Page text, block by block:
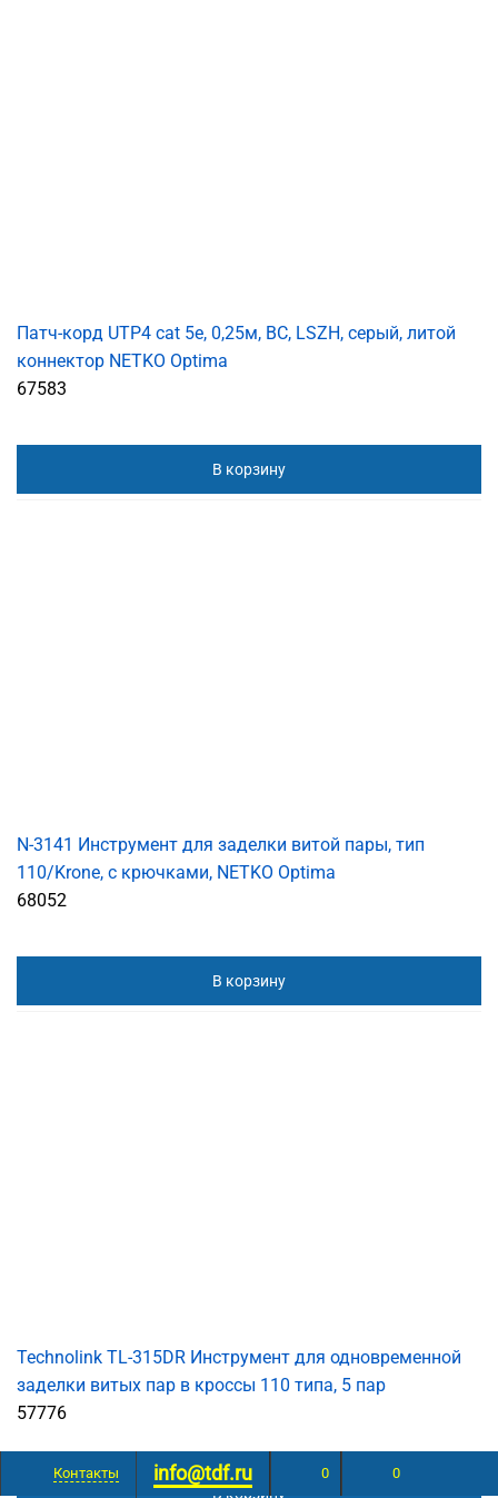
Контакты info@tdf.ru 0 0
Патч-корд UTP4 cat 5e, 0,25м, ВС, LSZH, серый, литой
коннектор NETKO Optima
67583
В корзину
N-3141 Инструмент для заделки витой пары, тип
110/Krone, с крючками, NETKO Optima
68052
В корзину
Technolink TL-315DR Инструмент для одновременной
заделки витых пар в кроссы 110 типа, 5 пар
57776
В корзину